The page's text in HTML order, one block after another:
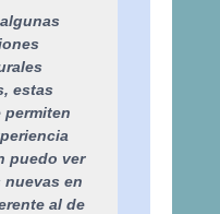
estas
permiten
puedo ver
en
al de